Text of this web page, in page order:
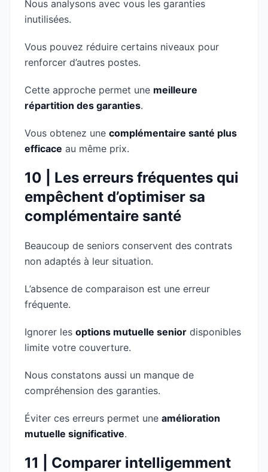
Nous analysons avec vous les garanties
inutilisées.
Vous pouvez réduire certains niveaux pour
renforcer d’autres postes.
Cette approche permet une meilleure
répartition des garanties.
Vous obtenez une complémentaire santé plus
efficace au même prix.
10 | Les erreurs fréquentes qui
empêchent d’optimiser sa
complémentaire santé
Beaucoup de seniors conservent des contrats
non adaptés à leur situation.
L’absence de comparaison est une erreur
fréquente.
Ignorer les options mutuelle senior disponibles
limite votre couverture.
Nous constatons aussi un manque de
compréhension des garanties.
Éviter ces erreurs permet une amélioration
mutuelle significative.
11 | Comparer intelligemment